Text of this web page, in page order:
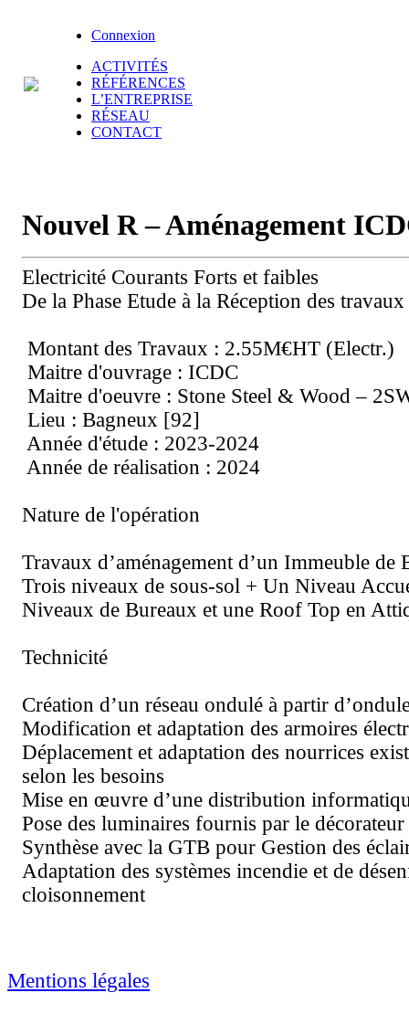
Connexion
ACTIVITÉS
RÉFÉRENCES
L’ENTREPRISE
RÉSEAU
CONTACT
Nouvel R – Aménagement
Electricité Courants Forts et faibles
De la Phase Etude à la Réception des travaux
Montant des Travaux : 2.55M€HT (Electr.)
Maitre d'ouvrage : ICDC
Maitre d'oeuvre : Stone Steel & Wood –
Lieu : Bagneux [92]
Année d'étude : 2023-2024
Année de réalisation : 2024
Nature de l'opération
Travaux d’aménagement d’un Immeuble de
Trois niveaux de sous-sol + Un Niveau
Niveaux de Bureaux et une Roof Top en
Technicité
Création d’un réseau ondulé à partir
Modification et adaptation des armoires
Déplacement et adaptation des nourrices
selon les besoins
Mise en œuvre d’une distribution
Pose des luminaires fournis par le décorateur
Synthèse avec la GTB pour Gestion des
Adaptation des systèmes incendie et de
cloisonnement
Mentions légales